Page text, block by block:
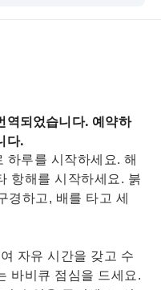
내고 선상에서 펼쳐
해변에 들러 수영과
역되었습니다. 예약하
다.
하루를 시작하세요. 해
항해를 시작하세요. 붉
경하고, 배를 타고 세
자유 시간을 갖고 수
바비큐 점심을 드세요.